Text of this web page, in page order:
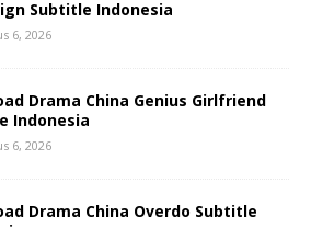
Subtitle Indonesia
6, 2026
Drama China Genius Girlfriend
Indonesia
6, 2026
Drama China Overdo Subtitle